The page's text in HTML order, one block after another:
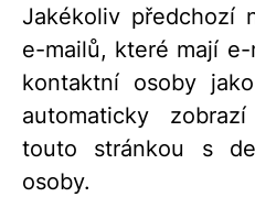
Jakékoliv předchozí
e-mailů, které mají
kontaktní osoby
automaticky
touto stránkou s
osoby.